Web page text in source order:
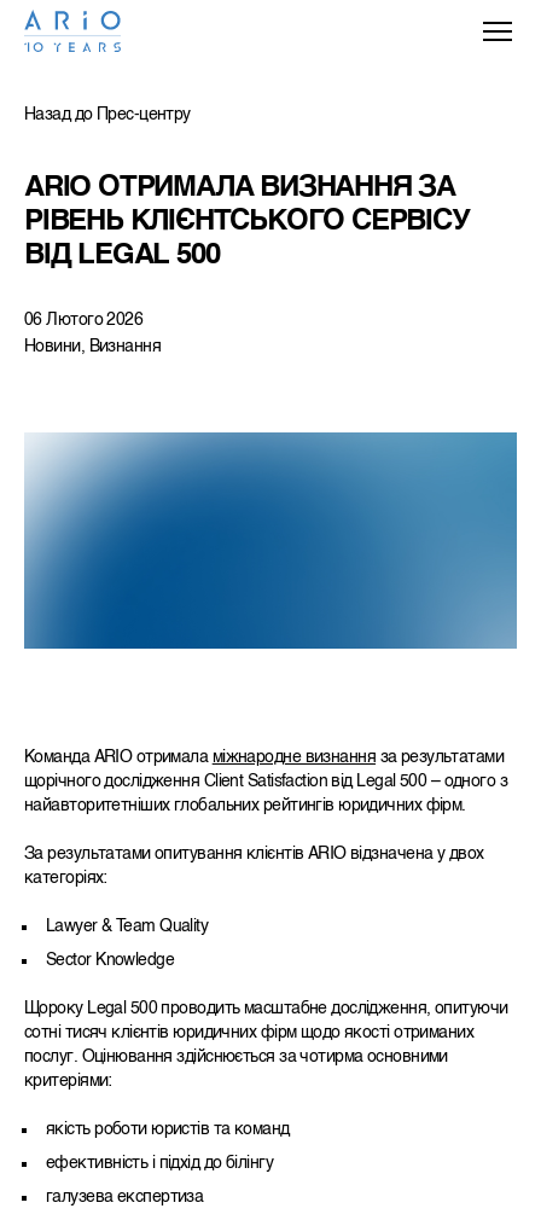
Назад до Прес-центру
ARIO ОТРИМАЛА ВИЗНАННЯ ЗА
РІВЕНЬ КЛІЄНТСЬКОГО СЕРВІСУ
ВІД LEGAL 500
Новини, Визнання
06 Лютого 2026
Команда ARIO отримала міжнародне визнання за результатами
щорічного дослідження Client Satisfaction від Legal 500 – одного з
найавторитетніших глобальних рейтингів юридичних фірм.
За результатами опитування клієнтів ARIO відзначена у двох
категоріях:
Lawyer & Team Quality
Sector Knowledge
Щороку Legal 500 проводить масштабне дослідження, опитуючи
сотні тисяч клієнтів юридичних фірм щодо якості отриманих
послуг. Оцінювання здійснюється за чотирма основними
критеріями:
якість роботи юристів та команд
ефективність і підхід до білінгу
галузева експертиза